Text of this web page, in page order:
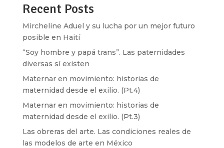
Recent Posts
Mircheline Aduel y su lucha por un mejor futuro
posible en Haití
“Soy hombre y papá trans”. Las paternidades
diversas sí existen
Maternar en movimiento: historias de
maternidad desde el exilio. (Pt.4)
Maternar en movimiento: historias de
maternidad desde el exilio. (Pt.3)
Las obreras del arte. Las condiciones reales de
las modelos de arte en México